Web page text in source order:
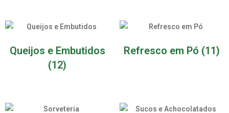
Queijos e Embutidos
(12)
Refresco em Pó (11)